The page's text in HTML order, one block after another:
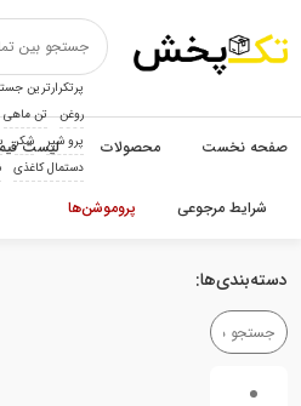
پرتکرارترین
روغن
تن ماهی
پرو شیر
شکر
دستمال کاغذی
صفحه نخست محصولات لیست
شرایط مرجوعی پروموشن‌ها
دسته‌بندی‌ها: